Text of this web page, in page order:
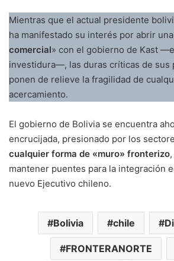
Mientras que el actual presidente
ha manifestado su interés por abrir una
comercial» con el gobierno de Kast
investidura—, las duras críticas de sus
ponen de relieve la fragilidad de
acercamiento.
El gobierno de Bolivia se encuentra
encrucijada, presionado por los
cualquier forma de «muro» fronterizo
mantener puentes para la integración
nuevo Ejecutivo chileno.
Bolivia chile
FRONTERANORTE